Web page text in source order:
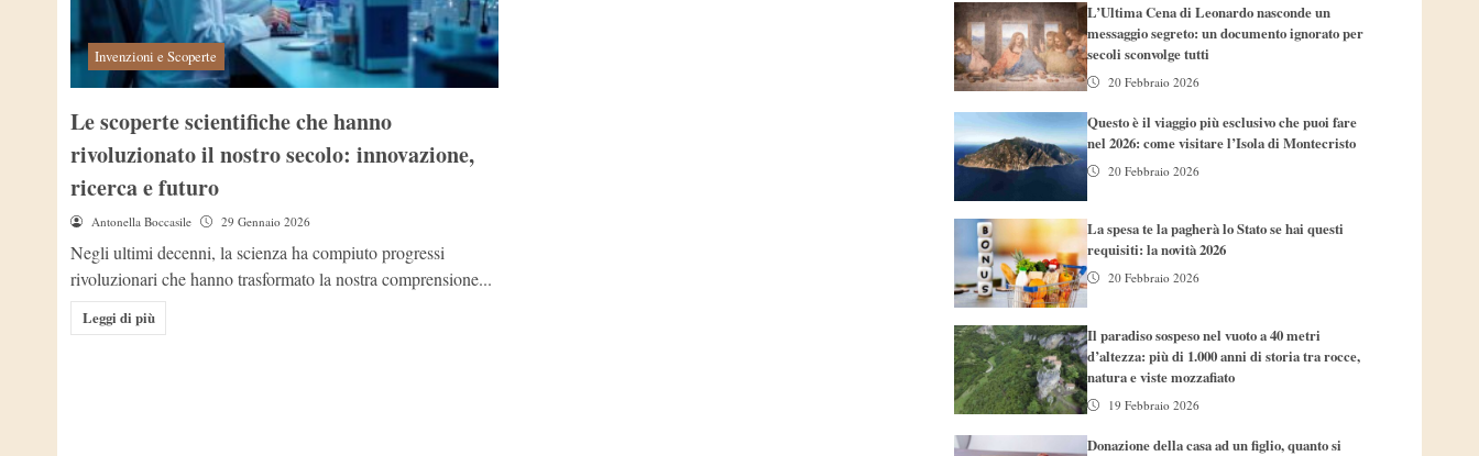
Invenzioni e Scoperte
Le scoperte scientifiche che hanno
rivoluzionato il nostro secolo: innovazione,
ricerca e futuro
Antonella Boccasile 29 Gennaio 2026
Negli ultimi decenni, la scienza ha compiuto progressi
rivoluzionari che hanno trasformato la nostra comprensione...
Leggi di più
L’Ultima Cena di Leonardo nasconde un
messaggio segreto: un documento ignorato per
secoli sconvolge tutti
20 Febbraio 2026
Questo è il viaggio più esclusivo che puoi fare
nel 2026: come visitare l’Isola di Montecristo
20 Febbraio 2026
La spesa te la pagherà lo Stato se hai questi
requisiti: la novità 2026
20 Febbraio 2026
Il paradiso sospeso nel vuoto a 40 metri
d’altezza: più di 1.000 anni di storia tra rocce,
natura e viste mozzafiato
19 Febbraio 2026
Donazione della casa ad un figlio, quanto si